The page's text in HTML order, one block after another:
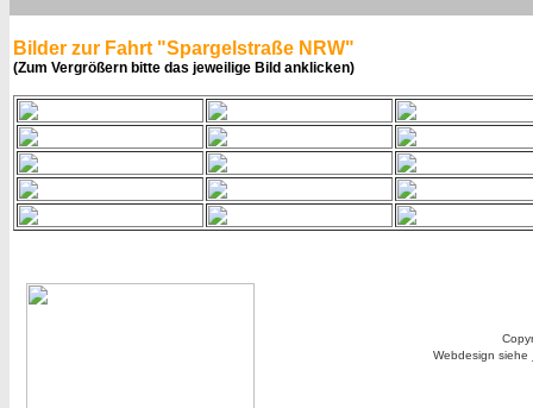
Bilder zur Fahrt "Spargelstraße NRW"
(Zum Vergrößern bitte das jeweilige Bild anklicken)
Webdesign siehe